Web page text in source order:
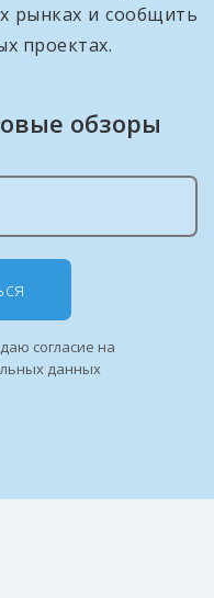
рынках и сообщить
проектах.
обзоры
согласие на
данных